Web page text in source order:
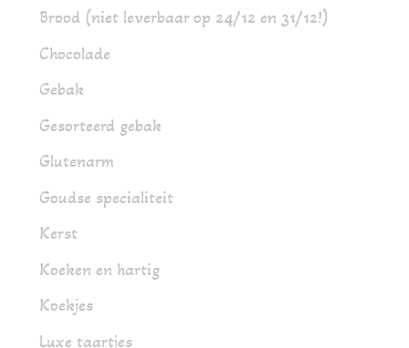
Brood (niet leverbaar op 24/12 en 31/12!)
Chocolade
Gebak
Gesorteerd gebak
Glutenarm
Goudse specialiteit
Kerst
Koeken en hartig
Koekjes
Luxe taartjes